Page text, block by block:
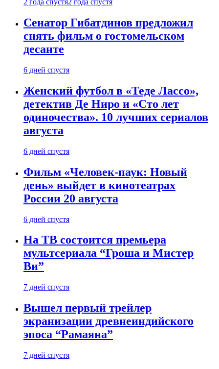
2 года спустя2 года спустя
Сенатор Гибатдинов предложил
снять фильм о гостомельском
десанте
6 дней спустя
Женский футбол в «Теде Лассо»,
детектив Де Ниро и «Сто лет
одиночества». 10 лучших сериалов
августа
6 дней спустя
Фильм «Человек-паук: Новый
день» выйдет в кинотеатрах
России 20 августа
6 дней спустя
На ТВ состоится премьера
мультсериала “Гроша и Мистер
Ви”
7 дней спустя
Вышел первый трейлер
экранизации древнеиндийского
эпоса “Рамаяна”
7 дней спустя